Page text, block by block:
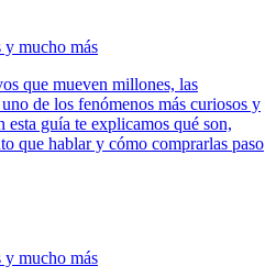
mucho más
que mueven millones, las
de los fenómenos más curiosos y
guía te explicamos qué son,
que hablar y cómo comprarlas paso
mucho más